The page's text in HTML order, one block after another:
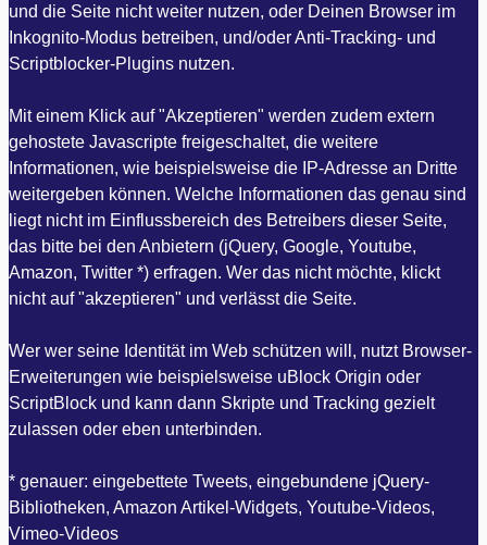
und die Seite nicht weiter nutzen, oder Deinen Browser im
Inkognito-Modus betreiben, und/oder Anti-Tracking- und
Scriptblocker-Plugins nutzen.
Mit einem Klick auf "Akzeptieren" werden zudem extern
gehostete Javascripte freigeschaltet, die weitere
Informationen, wie beispielsweise die IP-Adresse an Dritte
weitergeben können. Welche Informationen das genau sind
liegt nicht im Einflussbereich des Betreibers dieser Seite,
das bitte bei den Anbietern (jQuery, Google, Youtube,
Amazon, Twitter *) erfragen. Wer das nicht möchte, klickt
nicht auf "akzeptieren" und verlässt die Seite.
Wer wer seine Identität im Web schützen will, nutzt Browser-
Erweiterungen wie beispielsweise uBlock Origin oder
ScriptBlock und kann dann Skripte und Tracking gezielt
zulassen oder eben unterbinden.
* genauer: eingebettete Tweets, eingebundene jQuery-
Bibliotheken, Amazon Artikel-Widgets, Youtube-Videos,
Vimeo-Videos